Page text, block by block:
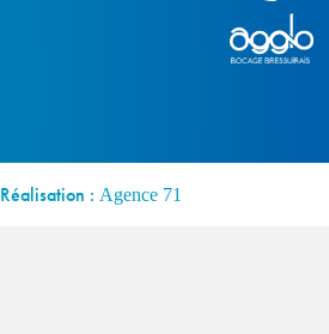
Réalisation : Agence 71